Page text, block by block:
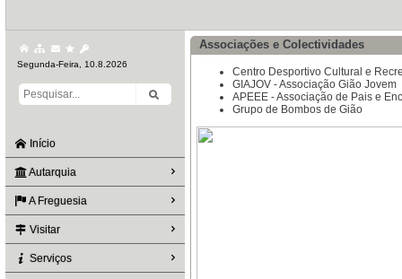
Segunda-Feira, 10.8.2026
Início
Autarquia
A Freguesia
Visitar
Serviços
Associações e Colectividades
Centro Desportivo Cultural e
GIAJOV - Associação Gião Jovem
APEEE - Associação de Pais e
Grupo de Bombos de Gião